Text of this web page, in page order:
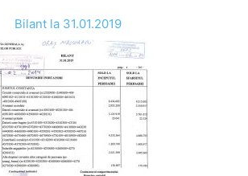
Bilant la 31.01.2019